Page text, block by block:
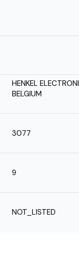
HENKEL
BELGIUM
3077
9
NOT_LISTED